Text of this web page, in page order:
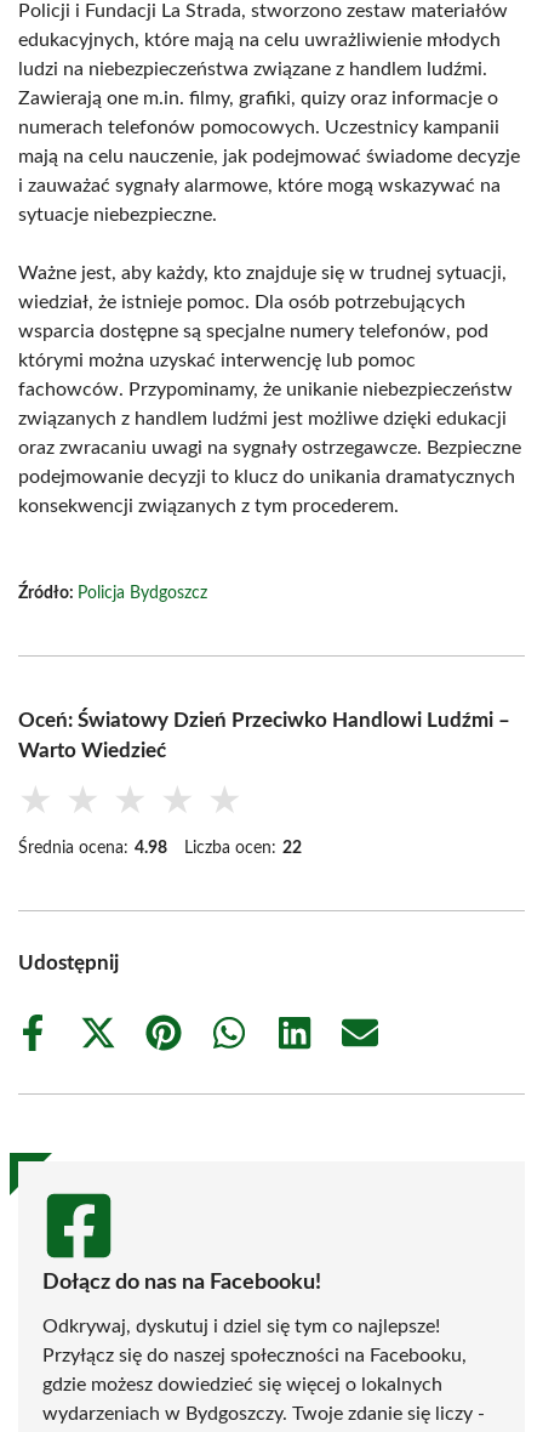
Policji i Fundacji La Strada, stworzono zestaw materiałów
edukacyjnych, które mają na celu uwrażliwienie młodych
ludzi na niebezpieczeństwa związane z handlem ludźmi.
Zawierają one m.in. filmy, grafiki, quizy oraz informacje o
numerach telefonów pomocowych. Uczestnicy kampanii
mają na celu nauczenie, jak podejmować świadome decyzje
i zauważać sygnały alarmowe, które mogą wskazywać na
sytuacje niebezpieczne.
Ważne jest, aby każdy, kto znajduje się w trudnej sytuacji,
wiedział, że istnieje pomoc. Dla osób potrzebujących
wsparcia dostępne są specjalne numery telefonów, pod
którymi można uzyskać interwencję lub pomoc
fachowców. Przypominamy, że unikanie niebezpieczeństw
związanych z handlem ludźmi jest możliwe dzięki edukacji
oraz zwracaniu uwagi na sygnały ostrzegawcze. Bezpieczne
podejmowanie decyzji to klucz do unikania dramatycznych
konsekwencji związanych z tym procederem.
Źródło: Policja Bydgoszcz
Oceń: Światowy Dzień Przeciwko Handlowi Ludźmi –
Warto Wiedzieć
★ ★ ★ ★ ★
Średnia ocena: 4.98 Liczba ocen: 22
Udostępnij
Share
Share
(Twitter)
Share
Share
Share
Share
Dołącz do nas na Facebooku!
Odkrywaj, dyskutuj i dziel się tym co najlepsze!
Przyłącz się do naszej społeczności na Facebooku,
gdzie możesz dowiedzieć się więcej o lokalnych
wydarzeniach w Bydgoszczy. Twoje zdanie się liczy -